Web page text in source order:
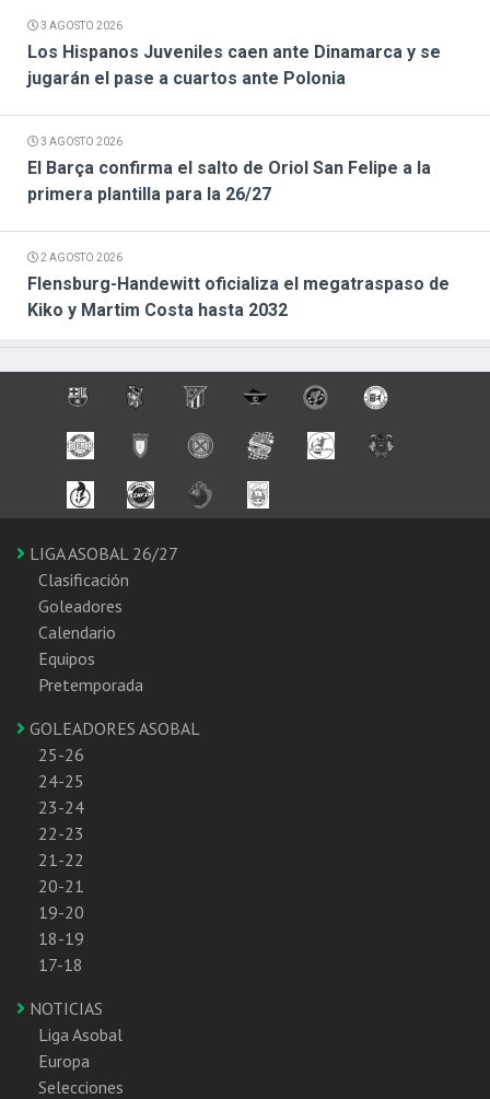
3 AGOSTO 2026
Los Hispanos Juveniles caen ante Dinamarca y se
jugarán el pase a cuartos ante Polonia
3 AGOSTO 2026
El Barça confirma el salto de Oriol San Felipe a la
primera plantilla para la 26/27
2 AGOSTO 2026
Flensburg-Handewitt oficializa el megatraspaso de
Kiko y Martim Costa hasta 2032
LIGA ASOBAL 26/27
Clasificación
Goleadores
Calendario
Equipos
Pretemporada
GOLEADORES ASOBAL
25-26
24-25
23-24
22-23
21-22
20-21
19-20
18-19
17-18
NOTICIAS
Liga Asobal
Europa
Selecciones